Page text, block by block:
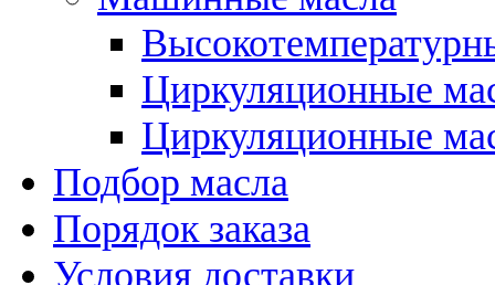
Циркуляционные
Циркуляционные
Подбор масла
Порядок заказа
Условия доставки